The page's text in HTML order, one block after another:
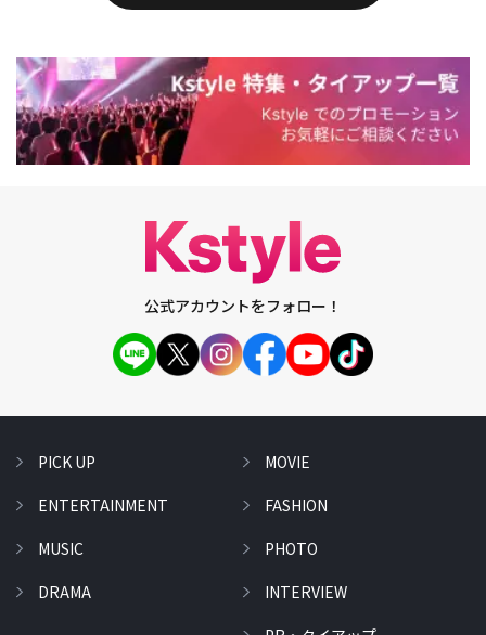
公式アカウントをフォロー！
PICK UP
ENTERTAINMENT
MUSIC
DRAMA
MOVIE
FASHION
PHOTO
INTERVIEW